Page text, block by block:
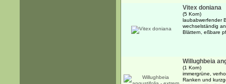
Vitex doniana
(5 Korn)
laubabwerfender
wechselständig
Blättern, eßbare
Willughbeia
(1 Korn)
immergrüne,
Ranken und